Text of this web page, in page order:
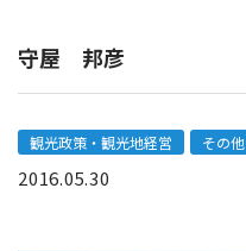
守屋 邦彦
観光政策・観光地経営 その他
2016.05.30